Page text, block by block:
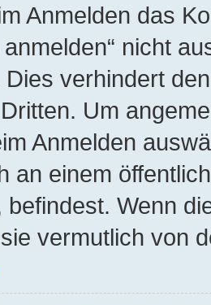
Anmelden das
nicht
Dies verhindert
Um
Anmelden
an einem
befindest. Wenn
vermutlich von